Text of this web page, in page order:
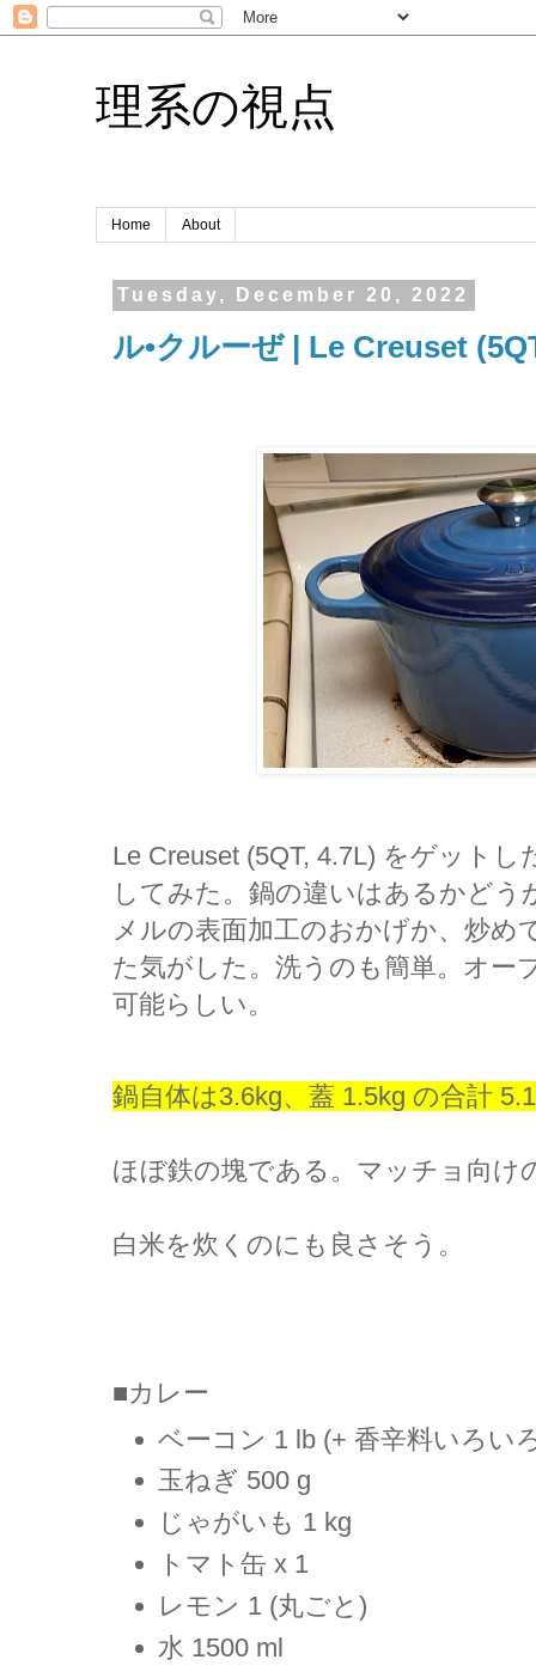
理系の視点
Home About
Tuesday, December 20, 2022
ル•クルーぜ | Le Creuset
Le Creuset (5QT, 4.7L) をゲット
してみた。鍋の違いはあるかど
メルの表面加工のおかげか、炒め
た気がした。洗うのも簡単。オー
可能らしい。
鍋自体は3.6kg、蓋 1.5kg の合計
ほぼ鉄の塊である。マッチョ向け
白米を炊くのにも良さそう。
■カレー
ベーコン 1 lb (+ 香辛料いろい
玉ねぎ 500 g
じゃがいも 1 kg
トマト缶 x 1
レモン 1 (丸ごと)
水 1500 ml